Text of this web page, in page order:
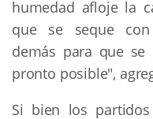
humedad afloje la
que se seque con
demás para que
pronto posible",
Si bien los